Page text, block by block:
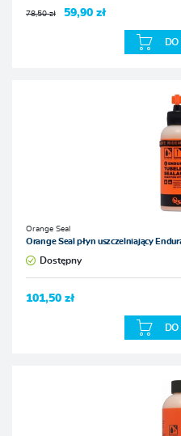
78,50 zł 59,90 zł
DO
Orange Seal
Orange Seal płyn uszczelniający
Dostępny
101,50 zł
DO